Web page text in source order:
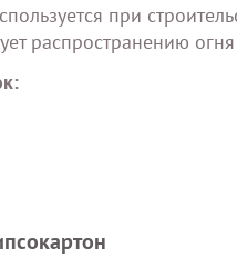
при
распространению